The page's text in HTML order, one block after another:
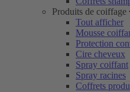
Produits de coiffage
Tout afficher
Mousse
Protection
Cire cheveux
Spray coiffant
Spray racines
Coffrets